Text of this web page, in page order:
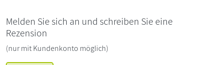
Melden Sie sich an und schreiben Sie eine
Rezension
(nur mit Kundenkonto möglich)